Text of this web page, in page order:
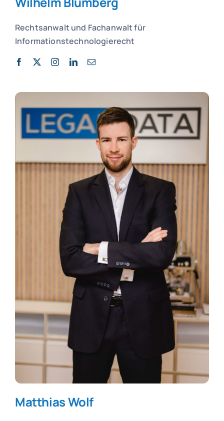
Rechtsanwalt und Fachanwalt für
Informationstechnologierecht
Matthias Wolf